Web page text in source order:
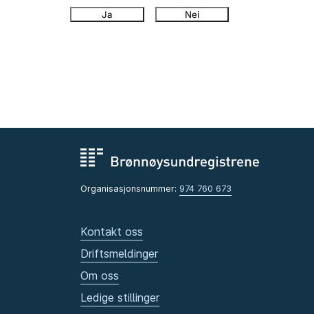
Ja Nei
Organisasjonsnummer: 974 760 673
Kontakt oss
Driftsmeldinger
Om oss
Ledige stillinger